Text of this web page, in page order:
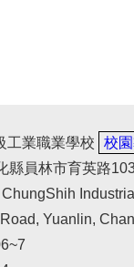
工業職業學校
校
縣員林市育英路
Yuanlin,